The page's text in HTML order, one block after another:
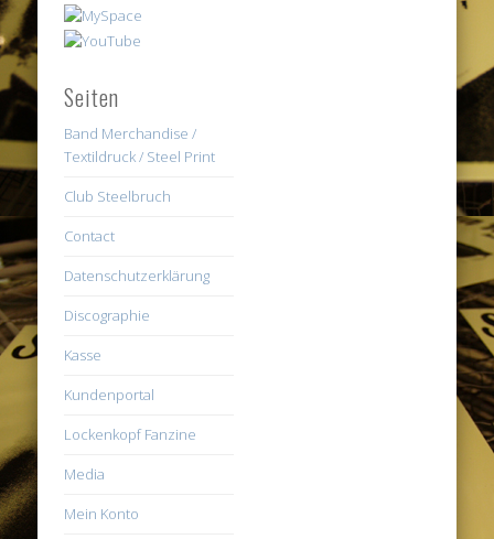
Seiten
Band Merchandise /
Textildruck / Steel Print
Club Steelbruch
Contact
Datenschutzerklärung
Discographie
Kasse
Kundenportal
Lockenkopf Fanzine
Media
Mein Konto